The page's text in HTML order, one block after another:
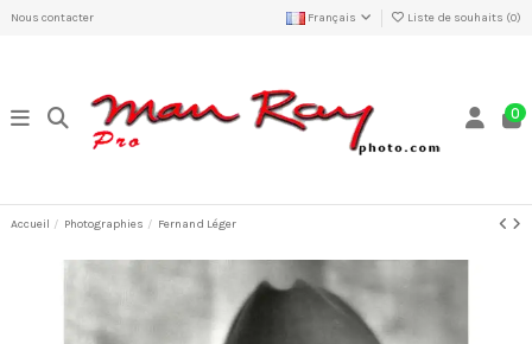
Nous contacter Français Liste de souhaits (0)
0
Accueil Photographies Fernand Léger